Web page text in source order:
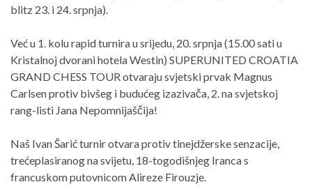
blitz 23. i 24. srpnja).
Već u 1. kolu rapid turnira u srijedu, 20. srpnja (15.00 sati u
Kristalnoj dvorani hotela Westin) SUPERUNITED CROATIA
GRAND CHESS TOUR otvaraju svjetski prvak Magnus
Carlsen protiv bivšeg i budućeg izazivača, 2. na svjetskoj
rang-listi Jana Nepomnijaščija!
Naš Ivan Šarić turnir otvara protiv tinejdžerske senzacije,
trećeplasiranog na svijetu, 18-togodišnjeg Iranca s
francuskom putovnicom Alireze Firouzje.